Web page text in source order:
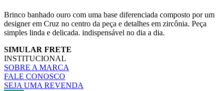
Brinco banhado ouro com uma base diferenciada composto por um
designer em Cruz no centro da peça e detalhes em zircônia. Peça
simples linda e delicada. indispensável no dia a dia.
SIMULAR FRETE
INSTITUCIONAL
SOBRE A MARCA
FALE CONOSCO
SEJA UMA REVENDA